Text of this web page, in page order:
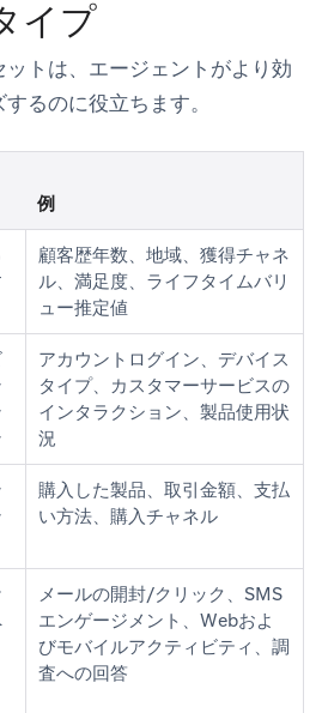
イプ
トは、エージェントがより効
るのに役立ちます。
例
顧客歴年数、地域、獲得チャネ
ル、満足度、ライフタイムバリ
ュー推定値
アカウントログイン、デバイス
タイプ、カスタマーサービスの
インタラクション、製品使用状
況
購入した製品、取引金額、支払
い方法、購入チャネル
メールの開封/クリック、SMS
エンゲージメント、Webおよ
びモバイルアクティビティ、調
査への回答